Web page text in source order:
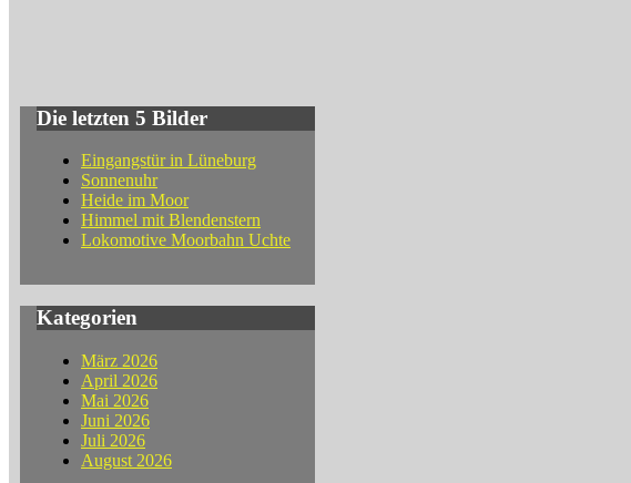
Die letzten 5 Bilder
Eingangstür in Lüneburg
Sonnenuhr
Heide im Moor
Himmel mit Blendenstern
Lokomotive Moorbahn Uchte
Kategorien
März 2026
April 2026
Mai 2026
Juni 2026
Juli 2026
August 2026